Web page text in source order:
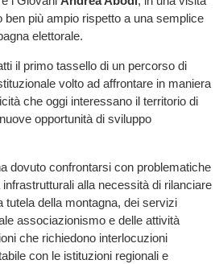
più ampio rispetto a una semplice
elettorale.
il primo tassello di un percorso di
volto ad affrontare in maniera
che oggi interessano il territorio di
opportunità di sviluppo
dovuto confrontarsi con problematiche
alla necessità di rilanciare
tutela della montagna, dei servizi
associazionismo e delle attività
che richiedono interlocuzioni
con le istituzioni regionali e